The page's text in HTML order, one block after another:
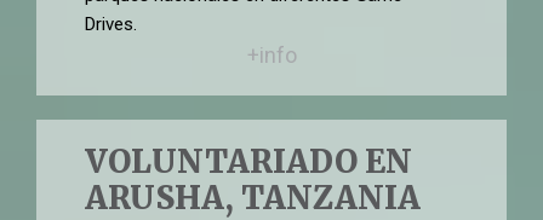
Drives.
+info
VOLUNTARIADO EN
ARUSHA, TANZANIA